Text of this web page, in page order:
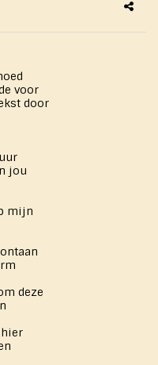
voor
door
jou
mijn
deze